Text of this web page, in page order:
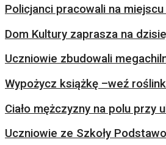
Policjanci pracowali na
Dom Kultury zaprasza na
Uczniowie zbudowali
Wypożycz książkę –weź
Ciało mężczyzny na polu przy
Uczniowie ze Szkoły